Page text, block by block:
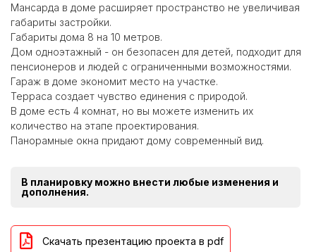
Мансарда в доме расширяет пространство не увеличивая
габариты застройки.
Габариты дома 8 на 10 метров.
Дом одноэтажный - он безопасен для детей, подходит для
пенсионеров и людей с ограниченными возможностями.
Гараж в доме экономит место на участке.
Терраса создает чувство единения с природой.
В доме есть 4 комнат, но вы можете изменить их
количество на этапе проектирования.
Панорамные окна придают дому современный вид.
В планировку можно внести любые изменения и
дополнения.
Скачать презентацию проекта в pdf